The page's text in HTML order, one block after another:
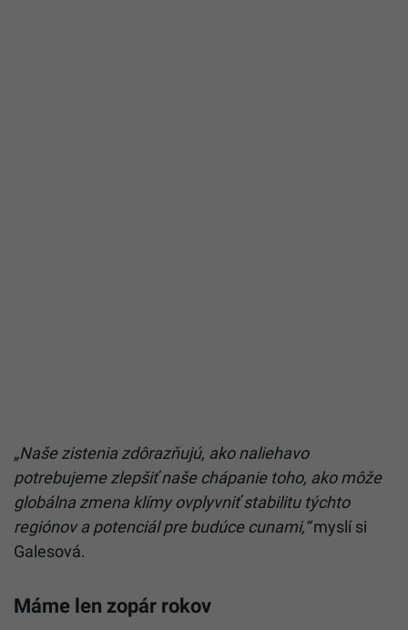
„Naše zistenia zdôrazňujú, ako naliehavo
potrebujeme zlepšiť naše chápanie toho, ako môže
globálna zmena klímy ovplyvniť stabilitu týchto
regiónov a potenciál pre budúce cunami,“myslí si
Galesová.
Máme len zopár rokov